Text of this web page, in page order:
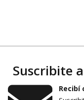
Suscribite
Recibí